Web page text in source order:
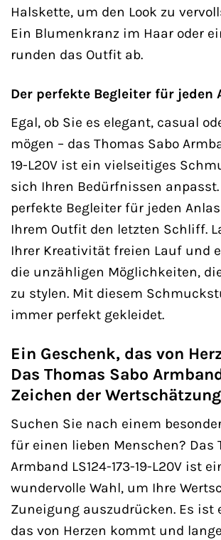
Halskette, um den Look zu
Ein Blumenkranz im Haar oder
runden das Outfit ab.
Der perfekte Begleiter für jeden
Egal, ob Sie es elegant, casual
mögen – das Thomas Sabo
19-L20V ist ein vielseitiges
sich Ihren Bedürfnissen
perfekte Begleiter für jeden
Ihrem Outfit den letzten Schliff.
Ihrer Kreativität freien Lauf und
die unzähligen Möglichkeiten,
zu stylen. Mit diesem
immer perfekt gekleidet.
Ein Geschenk, das von
Das Thomas Sabo
Zeichen der Wertschätzung
Suchen Sie nach einem
für einen lieben Menschen? Das
Armband LS124-173-19-L20V ist
wundervolle Wahl, um Ihre
Zuneigung auszudrücken. Es ist
das von Herzen kommt und